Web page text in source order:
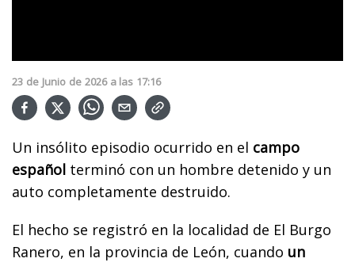
23 de Junio de 2026 a las 17:16
Un insólito episodio ocurrido en el campo
español terminó con un hombre detenido y un
auto completamente destruido.
El hecho se registró en la localidad de El Burgo
Ranero, en la provincia de León, cuando un